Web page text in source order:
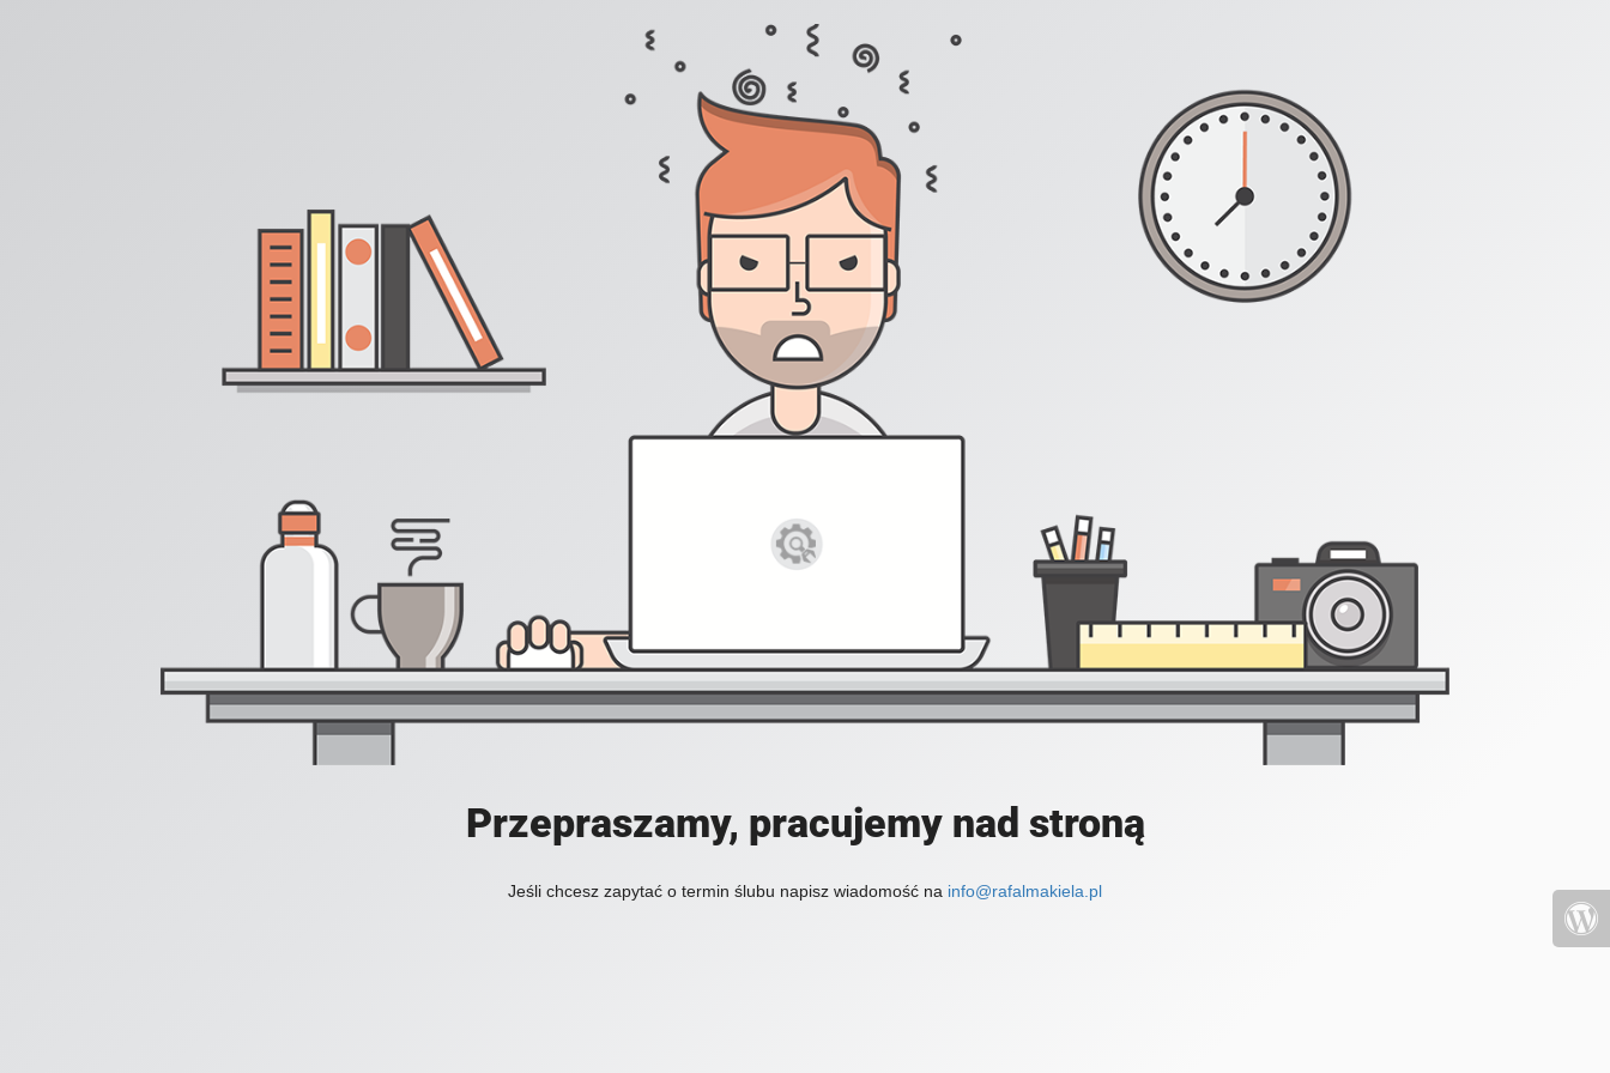
Przepraszamy, pracujemy nad stroną
Jeśli chcesz zapytać o termin ślubu napisz wiadomość na info@rafalmakiela.pl